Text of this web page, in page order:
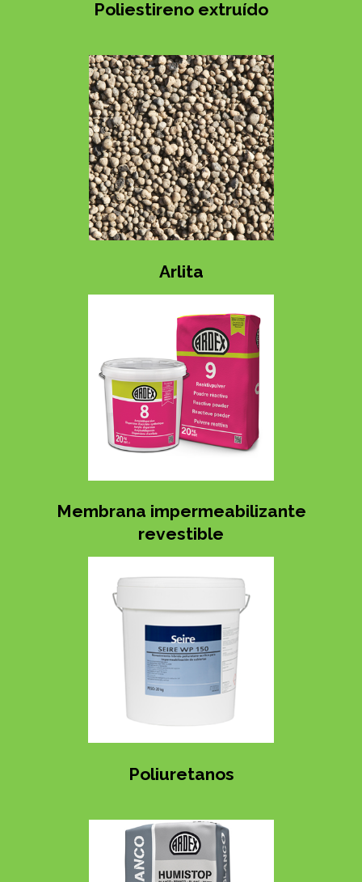
Poliestireno extruído
Arlita
Membrana impermeabilizante
revestible
Poliuretanos